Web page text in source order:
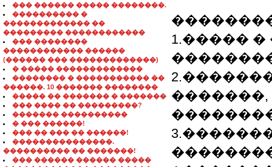
��� ������ ����� ��������.
���������� �
������������� ��
��������� ������������
��� ��������
������������ ������
(������ ��� �������������)
� ����� �������������
�������� � ����������� ��
������. 10 ������� ��������
����� �� ������� � �������
��� ���� �� ���������?
������� ����������
� ��� ������!
��� �� ��� �� ������!
���������������.
���������� �� �������!
��� ������ ������ �����
1.�����